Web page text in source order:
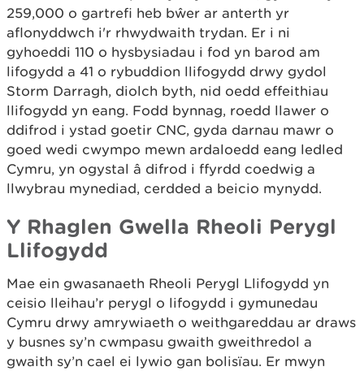
259,000 o gartrefi heb bŵer ar anterth yr
aflonyddwch i'r rhwydwaith trydan. Er i ni
gyhoeddi 110 o hysbysiadau i fod yn barod am
lifogydd a 41 o rybuddion llifogydd drwy gydol
Storm Darragh, diolch byth, nid oedd effeithiau
llifogydd yn eang. Fodd bynnag, roedd llawer o
ddifrod i ystad goetir CNC, gyda darnau mawr o
goed wedi cwympo mewn ardaloedd eang ledled
Cymru, yn ogystal â difrod i ffyrdd coedwig a
llwybrau mynediad, cerdded a beicio mynydd.
Y Rhaglen Gwella Rheoli Perygl
Llifogydd
Mae ein gwasanaeth Rheoli Perygl Llifogydd yn
ceisio lleihau’r perygl o lifogydd i gymunedau
Cymru drwy amrywiaeth o weithgareddau ar draws
y busnes sy’n cwmpasu gwaith gweithredol a
gwaith sy’n cael ei lywio gan bolisïau. Er mwyn